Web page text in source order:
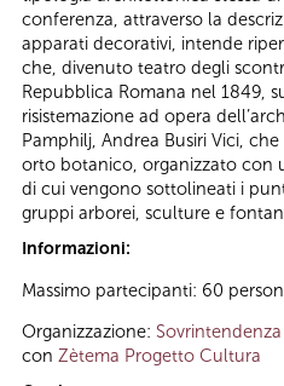
conferenza, attraverso la
apparati decorativi, intende
che, divenuto teatro degli
Repubblica Romana nel 1849,
risistemazione ad opera
Pamphilj, Andrea Busiri Vici,
orto botanico, organizzato con
di cui vengono sottolineati i
gruppi arborei, sculture e
Informazioni:
Massimo partecipanti: 60
Organizzazione:
con Zètema Progetto Cultura